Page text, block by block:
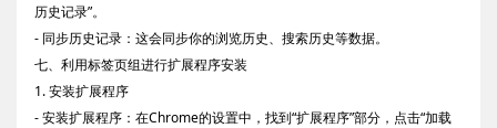
历史记录”。
- 同步历史记录：这会同步你的浏览历史、搜索历史等数据。
七、利用标签页组进行扩展程序安装
1. 安装扩展程序
- 安装扩展程序：在Chrome的设置中，找到“扩展程序”部分，点击“加载